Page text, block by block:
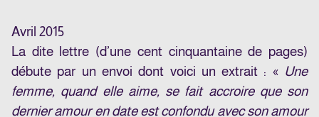
Avril 2015
La dite lettre (d’une cent cinquantaine de pages)
débute par un envoi dont voici un extrait : « Une
femme, quand elle aime, se fait accroire que son
dernier amour en date est confondu avec son amour